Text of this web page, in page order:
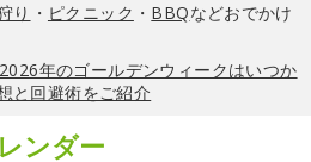
り ・ ピクニック ・ BBQなどおでかけ
年のゴールデンウィークはいつか
と回避術をご紹介
ンダー